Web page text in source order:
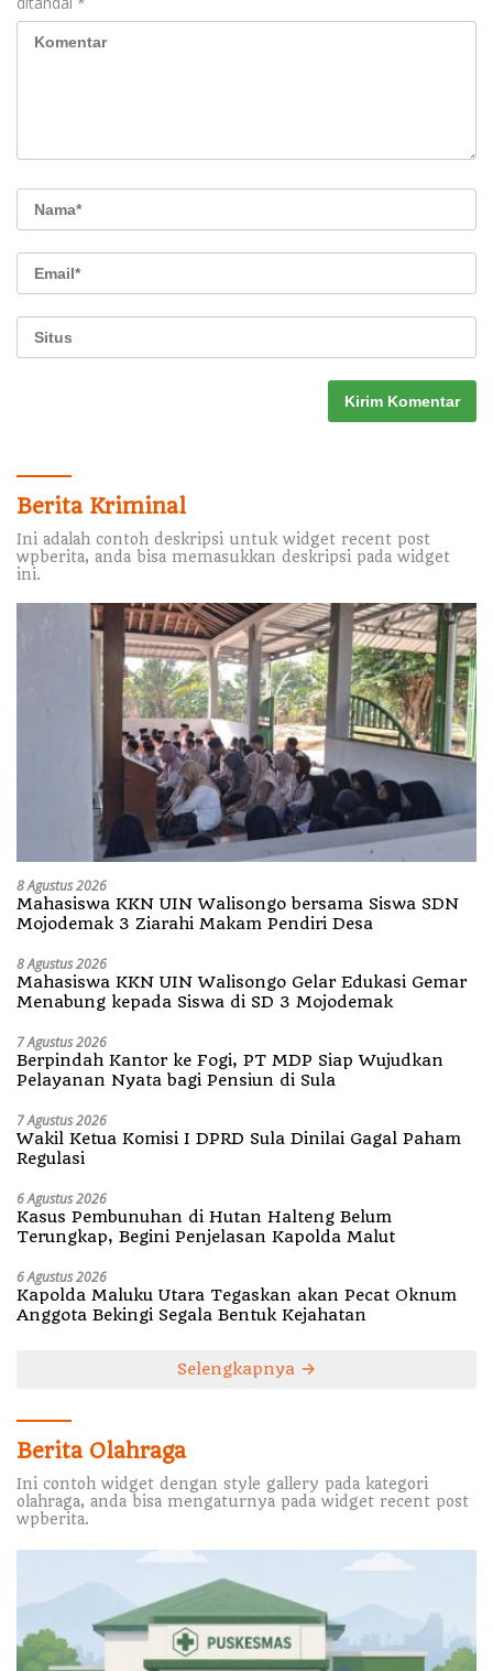
Berita Kriminal
Ini adalah contoh deskripsi untuk widget recent post
wpberita, anda bisa memasukkan deskripsi pada widget
ini.
8 Agustus 2026
Mahasiswa KKN UIN Walisongo bersama Siswa SDN
Mojodemak 3 Ziarahi Makam Pendiri Desa
8 Agustus 2026
Mahasiswa KKN UIN Walisongo Gelar Edukasi Gemar
Menabung kepada Siswa di SD 3 Mojodemak
7 Agustus 2026
Berpindah Kantor ke Fogi, PT MDP Siap Wujudkan
Pelayanan Nyata bagi Pensiun di Sula
7 Agustus 2026
Wakil Ketua Komisi I DPRD Sula Dinilai Gagal Paham
Regulasi
6 Agustus 2026
Kasus Pembunuhan di Hutan Halteng Belum
Terungkap, Begini Penjelasan Kapolda Malut
6 Agustus 2026
Kapolda Maluku Utara Tegaskan akan Pecat Oknum
Anggota Bekingi Segala Bentuk Kejahatan
Selengkapnya
Berita Olahraga
Ini contoh widget dengan style gallery pada kategori
olahraga, anda bisa mengaturnya pada widget recent post
wpberita.